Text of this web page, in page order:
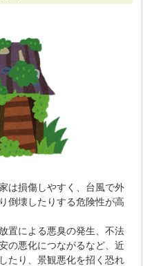
は損傷しやすく、台風で外
倒壊したりする危険性が高
置による悪臭の発生、不法
の悪化につながるなど、近
たり、景観悪化を招く恐れ